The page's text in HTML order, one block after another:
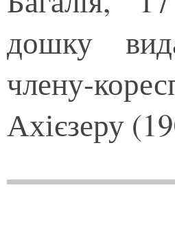
дошку
члену-
Ахієзеру